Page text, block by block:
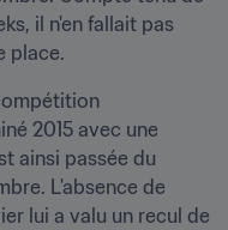
il n'en fallait pas
place.
2015 avec une
ainsi passée du
L'absence de
lui a valu un recul de